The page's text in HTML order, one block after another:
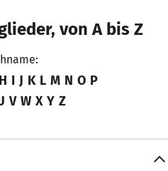
von A bis Z
H I J K L M N O P
V W X Y Z